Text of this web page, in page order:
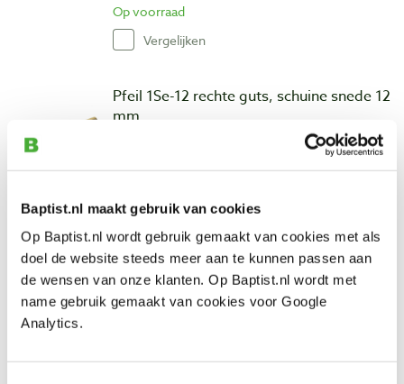
Baptist.nl maakt gebruik van cookies
Op Baptist.nl wordt gebruik gemaakt van cookies met als
doel de website steeds meer aan te kunnen passen aan
de wensen van onze klanten. Op Baptist.nl wordt met
name gebruik gemaakt van cookies voor Google
Analytics.
Op voorraad
Vergelijken
Pfeil 1Se-12 rechte guts, schuine snede 12
mm
€ 31,90 incl. btw
Op voorraad
Vergelijken
Pfeil 1Se-14 rechte guts, schuine snede